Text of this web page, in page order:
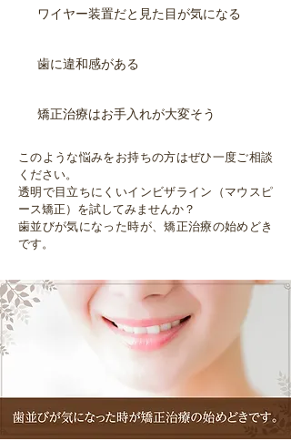
ワイヤー装置だと見た目が気になる
歯に違和感がある
矯正治療はお手入れが大変そう
このような悩みをお持ちの方はぜひ一度ご相談
ください。
透明で目立ちにくいインビザライン（マウスピ
ース矯正） を試してみませんか？
歯並びが気になった時が、矯正治療の始めどき
です。